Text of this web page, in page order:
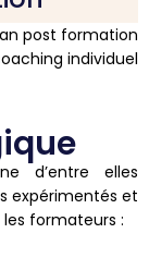
post formation
individuel
d’entre elles
expérimentés et
formateurs :